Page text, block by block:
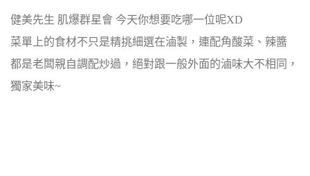
健美先生 肌爆群星會 今天你想要吃哪一位呢XD
菜單上的食材不只是精挑細選在滷製，連配角酸菜、辣醬
都是老闆親自調配炒過，絕對跟一般外面的滷味大不相同，
獨家美味~